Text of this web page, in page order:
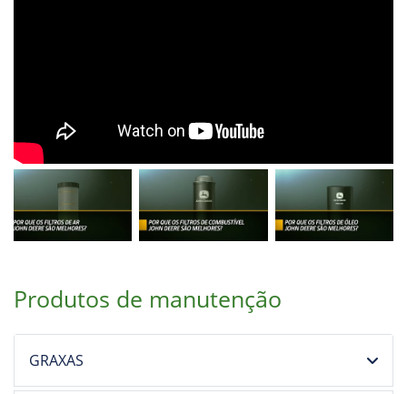
Produtos de manutenção
GRAXAS
ÓLEOS LUBRIFICANTES